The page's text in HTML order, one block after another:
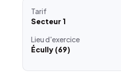
Tarif
Secteur 1
Lieud'exercice
Écully (69)